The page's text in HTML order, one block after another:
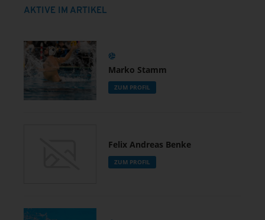
AKTIVE IM ARTIKEL
Marko Stamm
ZUM PROFIL
Felix Andreas Benke
ZUM PROFIL